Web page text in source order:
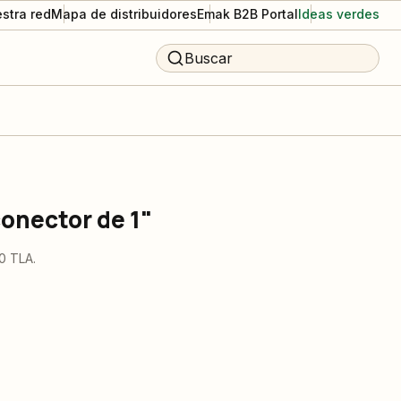
redMapa de distribuidoresEmak B2B PortalIdeas verdes
Buscar
de 1"
TLA.